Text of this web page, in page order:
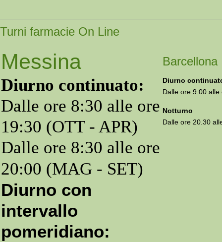
Turni farmacie On Line
Messina Barcellona
Diurno continuato:
Dalle ore 8:30 alle ore
19:30 (OTT - APR)
Dalle ore 8:30 alle ore
20:00 (MAG - SET)
Diurno con
intervallo
pomeridiano:
Diurno
Dalle ore 9.00 alle
Notturno
Dalle ore 20.30